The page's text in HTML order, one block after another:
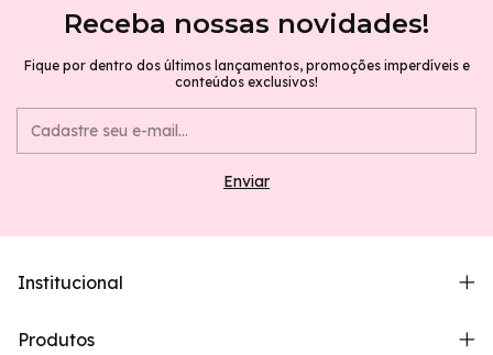
Receba nossas novidades!
Fique por dentro dos últimos lançamentos, promoções imperdíveis e
conteúdos exclusivos!
Institucional
Produtos